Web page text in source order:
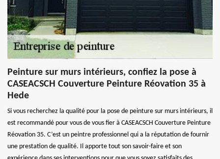
Peinture sur murs intérieurs, confiez la pose à
CASEACSCH Couverture Peinture Réovation 35 à
Hede
Si vous recherchez la qualité pour la pose de peinture sur murs intérieurs, il
est recommandé pour vous de vous fier à CASEACSCH Couverture Peinture
Réovation 35. C’est un peintre professionnel qui a la réputation de fournir
une prestation de qualité. Il apporte tout son savoir-faire et son